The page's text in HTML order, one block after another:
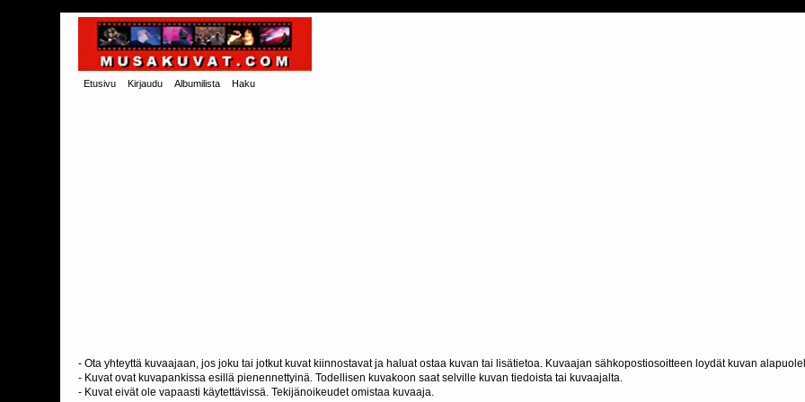
Etusivu Kirjaudu Albumilista Haku
- Ota yhteyttä kuvaajaan, jos joku tai jotkut kuvat kiinnostavat ja haluat ostaa kuvan tai lisätietoa. Kuvaajan sähkopostiosoitteen loydät kuvan
- Kuvat ovat kuvapankissa esillä pienennettyinä. Todellisen kuvakoon saat selville kuvan tiedoista tai kuvaajalta.
- Kuvat eivät ole vapaasti käytettävissä. Tekijänoikeudet omistaa kuvaaja.